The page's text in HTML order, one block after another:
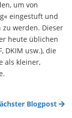
um von
eingestuft und
zu werden. Dieser
heute üblichen
DKIM usw.), die
als kleiner,
Blogpost